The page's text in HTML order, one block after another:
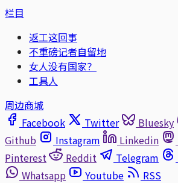
栏目
返工这回事
不重磅记者自留地
女人没有国家？
工具人
周边商城
Facebook
Twitter Bluesky
Github
Instagram Linkedin
Pinterest
Reddit Telegram
Whatsapp
Youtube
RSS